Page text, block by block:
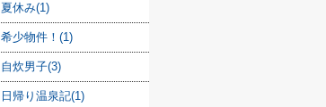
夏休み(1)
希少物件！(1)
自炊男子(3)
日帰り温泉記(1)